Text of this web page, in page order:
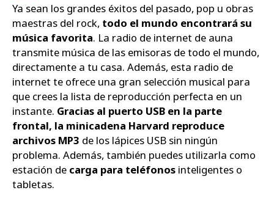
Ya sean los grandes éxitos del pasado, pop u obras
maestras del rock, todo el mundo encontrará su
música favorita. La radio de internet de auna
transmite música de las emisoras de todo el mundo,
directamente a tu casa. Además, esta radio de
internet te ofrece una gran selección musical para
que crees la lista de reproducción perfecta en un
instante. Gracias al puerto USB en la parte
frontal, la minicadena Harvard reproduce
archivos MP3 de los lápices USB sin ningún
problema. Además, también puedes utilizarla como
estación de carga para teléfonos inteligentes o
tabletas.